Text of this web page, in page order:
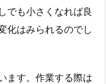
でも小さくなれば良
化はみられるのでし
ます。作業する際は